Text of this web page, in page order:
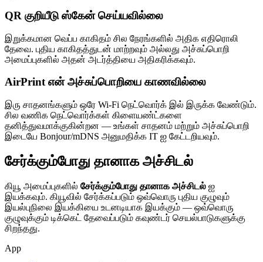
QR குறியீடு ஸ்கேன் செய்யவில்லை
இறுக்கமான வெப்ப காகிதம் சில நேரங்களில் அதிக எதிரொலி
தேவை. புதிய காகிதத்துடன் மாற்றவும் அல்லது அச்சுப்பொறி
அமைப்புகளில் அதன் அடர்த்தியை அதிகரிக்கவும்.
AirPrint என் அச்சுப்பொறியை காணவில்லை
இரு சாதனங்களும் ஒரே Wi-Fi நெட்வொர்க் இல் இருக்க வேண்டும்.
சில வணிக நெட்வொர்க்கள் கிளையண்ட்களை
தனித்துவமாக்குகின்றன — உங்கள் சாதனம் மற்றும் அச்சுப்பொறி
இடையே Bonjour/mDNS அனுமதிக்க IT ஐ கேட்டறியவும்.
சேர்க்கும்போது தானாக அச்சிடல்
கியூ அமைப்புகளில் சேர்க்கும்போது தானாக அச்சிடல் ஐ
இயக்கவும். கியூவில் சேர்க்கப்படும் ஒவ்வொரு புதிய குழுவும்
இயல்புநிலை இயக்கியை உடனடியாக இயக்கும் — ஒவ்வொரு
குழுவுக்கும் டிக்கெட் தேவைப்படும் கவுண்டர் செயல்பாடுகளுக்கு
சிறந்தது.
App